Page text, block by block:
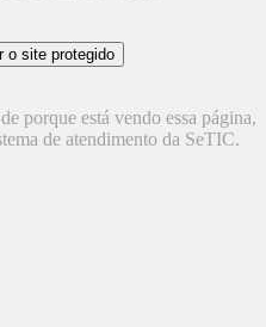
porque está vendo essa página,
de atendimento da SeTIC.